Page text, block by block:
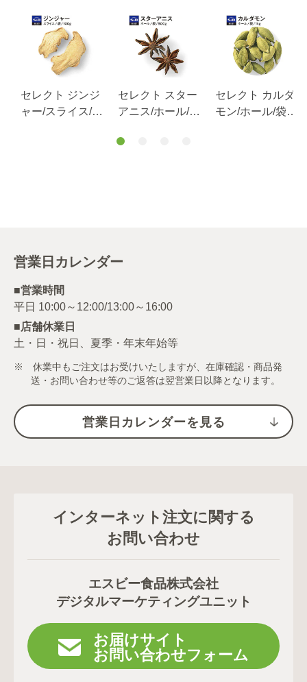
セレクト ジンジ
ャー/スライス/袋
セレクト スター
アニス/ホール/袋
セレクト カルダ
モン/ホール/袋1
営業日カレンダー
■営業時間
■店舗休業日
土・日・祝日、夏季・年末年始等
※ 休業中もご注文はお受けいたしますが、在庫確認・商品発
送・お問い合わせ等のご返答は翌営業日以降となります。
営業日カレンダーを見る
インターネット注文に関する
お問い合わせ
エスビー食品株式会社
デジタルマーケティングユニット
お届けサイト
お問い合わせフォーム